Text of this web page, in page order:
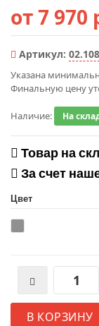
от 7 970
Артикул:
Указана
Финальную цену
Наличие: На
Товар на
За счет
Цвет
В КОРЗИНУ